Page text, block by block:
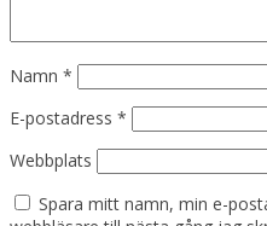
Namn *
E-postadress *
Webbplats
Spara mitt namn, min e-